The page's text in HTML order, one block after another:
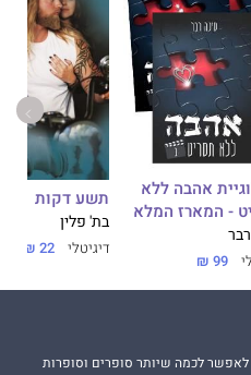
אהבה ללא
- המארז המלא
99 ₪
תשע דקות
בת' פלין
דיגיטלי 22 ₪
לכמה שיותר סופרים וסופרות